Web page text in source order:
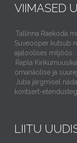
VIIMASED
Tallinna Raekoda
Suveooper kutsub
ajaloolises miljöös.
Rapla
omanäolise ja
Juba järgmisel
kontsert-
LIITU